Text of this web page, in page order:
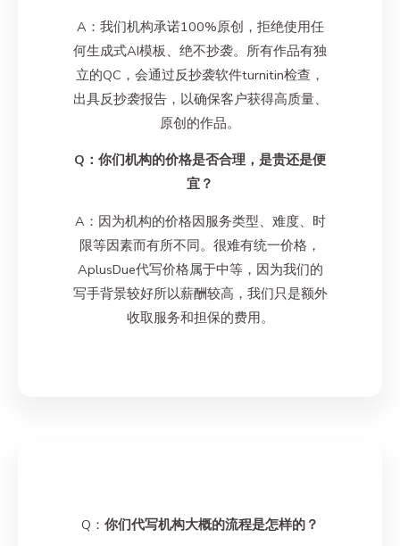
A：我们机构承诺100%原创，拒绝使用任
何生成式AI模板、绝不抄袭。所有作品有独
立的QC，会通过反抄袭软件turnitin检查，
出具反抄袭报告，以确保客户获得高质量、
原创的作品。
Q：你们机构的价格是否合理，是贵还是便
宜？
A：因为机构的价格因服务类型、难度、时
限等因素而有所不同。很难有统一价格，
AplusDue代写价格属于中等，因为我们的
写手背景较好所以薪酬较高，我们只是额外
收取服务和担保的费用。
Q： 你们代写机构大概的流程是怎样的？